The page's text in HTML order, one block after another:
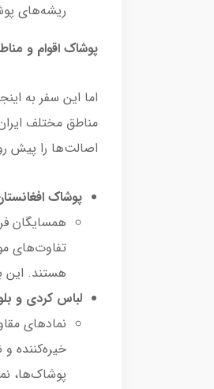
ریشه‌های
پوشاک اقوام و
اما این سفر به
مناطق مختلف
اصالت‌ها را پیش
پوشاک
همسایگان
تفاوت‌های
هستند. این
لباس کردی و
نمادهای
خیره‌کننده
پوشاک‌ها،